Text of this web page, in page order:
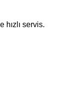
hızlı servis.